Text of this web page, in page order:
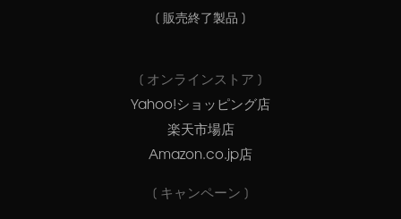
[ 販売終了製品 ]
[ オンラインストア ]
Yahoo!ショッピング店
楽天市場店
Amazon.co.jp店
[ キャンペーン ]